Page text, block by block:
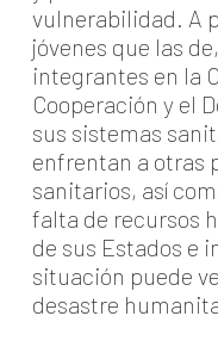
vulnerabilidad. A
jóvenes que las
integrantes en la
Cooperación y el
sus sistemas
enfrentan a otras
sanitarios, así
falta de recursos
de sus Estados e
situación puede
desastre